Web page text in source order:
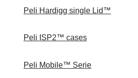
Peli Hardigg single Lid™
Peli ISP2™ cases
Peli Mobile™ Serie